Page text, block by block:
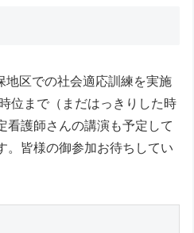
区での社会適応訓練を実施
位まで（まだはっきりした時
看護師さんの講演も予定して
。皆様の御参加お待ちしてい